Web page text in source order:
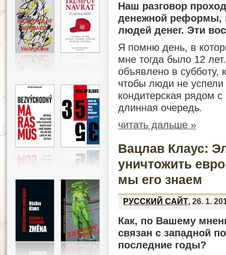
Наш разговор
денежной реформы,
людей денег. Эти
Я помню день, в
мне тогда было 12
объявлено в субботу,
чтобы люди не успели
кондитерская рядом
длинная очередь.
читать дальше »
Вацлав Клаус:
уничтожить
мы его знаем
РУССКИЙ САЙТ, 26. 1.
Как, по Вашему
связан с западной
последние годы?